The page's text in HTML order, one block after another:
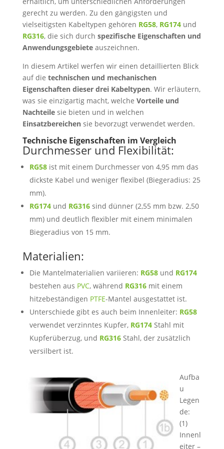
gerecht zu werden. Zu den gängigsten und
vielseitigsten Kabeltypen gehören RG58, RG174und
RG316, die sich durch spezifische Eigenschaften und
Anwendungsgebieteauszeichnen.
In diesem Artikel werfen wir einen detaillierten Blick
auf die technischen und mechanischen
Eigenschaften dieser drei Kabeltypen. Wir erläutern,
was sie einzigartig macht, welche Vorteile und
Nachteilesie bieten und in welchen
Einsatzbereichensie bevorzugt verwendet werden.
Technische Eigenschaften im Vergleich
Durchmesser und Flexibilität:
RG58ist mit einem Durchmesser von 4,95 mm das
dickste Kabel und weniger flexibel (Biegeradius: 25
mm).
RG174und RG316sind dünner (2,55 mm bzw. 2,50
mm) und deutlich flexibler mit einem minimalen
Biegeradius von 15 mm.
Materialien:
Die Mantelmaterialien variieren: RG58und RG174
bestehen aus PVC, während RG316mit einem
hitzebeständigen PTFE-Mantel ausgestattet ist.
Unterschiede gibt es auch beim Innenleiter: RG58
verwendet verzinntes Kupfer, RG174Stahl mit
Kupferüberzug, und RG316Stahl, der zusätzlich
versilbert ist.
Aufba
u
Legen
de:
(1)
Innenl
eiter –